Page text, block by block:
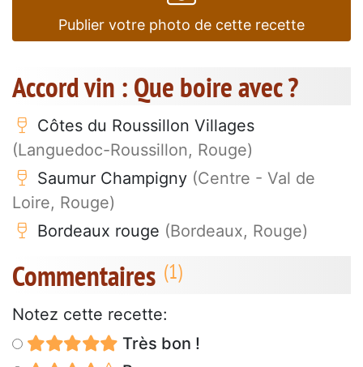
Publier votre photo de cette recette
Accord vin : Que boire avec ?
Côtes du Roussillon Villages
(Languedoc-Roussillon, Rouge)
Saumur Champigny (Centre - Val de
Loire, Rouge)
Bordeaux rouge (Bordeaux, Rouge)
Commentaires
Notez cette recette:
Très bon !